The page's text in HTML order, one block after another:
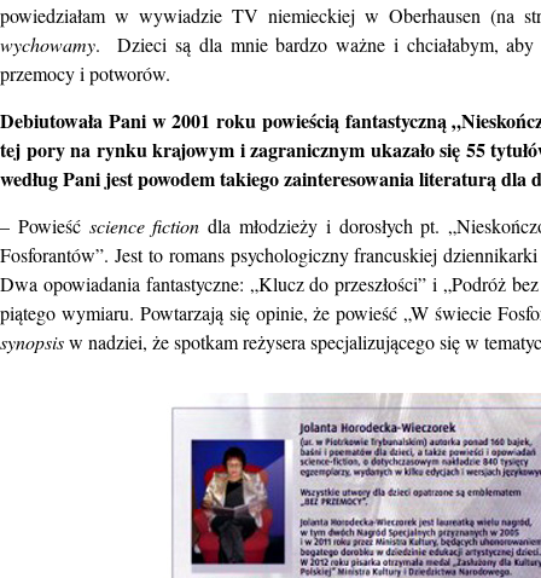
powiedziałam w wywiadzie TV niemieckiej w Oberhausen (na
wychowamy. Dzieci są dla mnie bardzo ważne i chciałabym, aby
przemocy i potworów.
Debiutowała Pani w 2001 roku powieścią fantastyczną
tej pory na rynku krajowym i zagranicznym ukazało się 55
według Pani jest powodem takiego zainteresowania literaturą dla
– Powieść science fictiondla młodzieży i dorosłych pt.
Fosforantów”. Jest to romans psychologiczny francuskiej
Dwa opowiadania fantastyczne: „Klucz do przeszłości” i „Podróż
piątego wymiaru. Powtarzają się opinie, że powieść „W świecie
synopsisw nadziei, że spotkam reżysera specjalizującego się w